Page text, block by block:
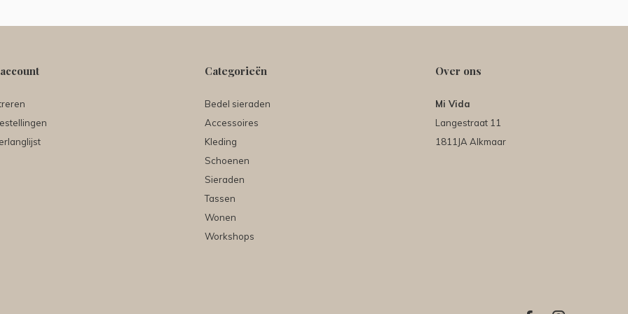
Categorieën
Bedel sieraden
Accessoires
Kleding
Schoenen
Sieraden
Tassen
Wonen
Workshops
Over ons
Mi Vida
Langestraat 11
1811JA Alkmaar